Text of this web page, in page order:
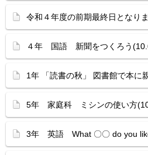
令和４年度の前期最終日となり
４年 国語 新聞をつくろう
1年 「読書の秋」 図書館で本に
5年 家庭科 ミシンの使い方
3年 英語 What 〇〇 do you